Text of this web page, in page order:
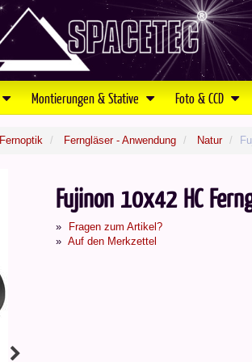
Montierungen & Stative Foto & CCD
Fernoptik Ferngläser - Anwendung Natur
Fujinon 10x42 HC
Fragen zum Artikel?
Auf den Merkzettel